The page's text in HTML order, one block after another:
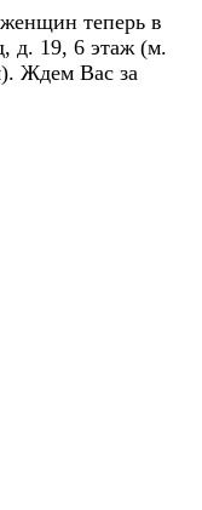
теперь в
д. 19, 6 этаж (м.
Ждем Вас за